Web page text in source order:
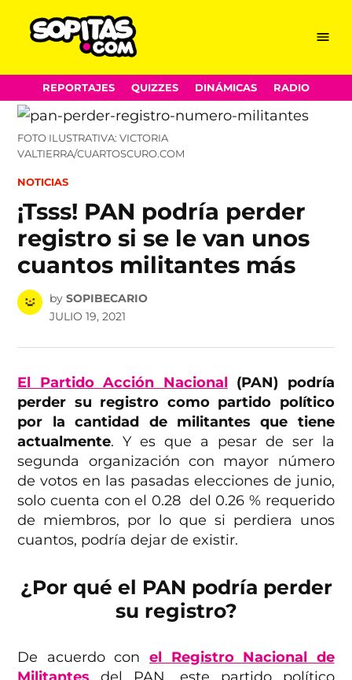
Skip
to
content
Menu
REPORTAJES QUIZZES DINÁMICAS RADIO
FOTO ILUSTRATIVA: VICTORIA
VALTIERRA/CUARTOSCURO.COM
POSTED
NOTICIAS
¡Tsss! PAN podría perder
registro si se le van unos
cuantos militantes más
by SOPIBECARIO
JULIO 19, 2021
El Partido Acción Nacional (PAN) podría
perder su registro como partido político
por la cantidad de militantes que tiene
actualmente. Y es que a pesar de ser la
segunda organización con mayor número
de votos en las pasadas elecciones de junio,
solo cuenta con el 0.28 del 0.26 % requerido
de miembros, por lo que si perdiera unos
cuantos, podría dejar de existir.
¿Por qué el PAN podría perder
su registro?
De acuerdo con el Registro Nacional de